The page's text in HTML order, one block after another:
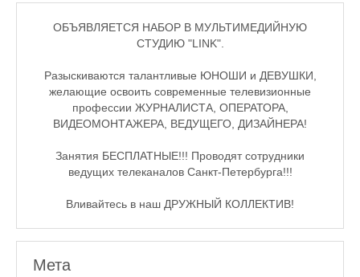
Лучшее фото недели
Фотоссесия. Лучшие спортсмены.
От улыбки станет всем светлей
Настольный теннис в Пушкине Санкт-Петербург. Клубы и
ОБЪЯВЛЯЕТСЯ НАБОР В МУЛЬТИМЕДИЙНУЮ
СТУДИЮ "LINK".
Разыскиваются талантливые ЮНОШИ и ДЕВУШКИ,
желающие освоить современные телевизионные
профессии ЖУРНАЛИСТА, ОПЕРАТОРА,
ВИДЕОМОНТАЖЕРА, ВЕДУЩЕГО, ДИЗАЙНЕРА!
Занятия БЕСПЛАТНЫЕ!!! Проводят сотрудники
ведущих телеканалов Санкт-Петербурга!!!
Вливайтесь в наш ДРУЖНЫЙ КОЛЛЕКТИВ!
Мета